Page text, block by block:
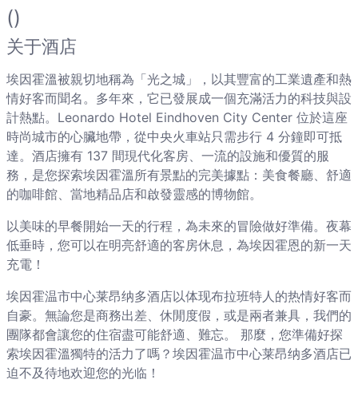
()
关于酒店
埃因霍溫被親切地稱為「光之城」，以其豐富的工業遺產和熱
情好客而聞名。多年來，它已發展成一個充滿活力的科技與設
計熱點。Leonardo Hotel Eindhoven City Center 位於這座
時尚城市的心臟地帶，從中央火車站只需步行 4 分鐘即可抵
達。酒店擁有 137 間現代化客房、一流的設施和優質的服
務，是您探索埃因霍溫所有景點的完美據點：美食餐廳、舒適
的咖啡館、當地精品店和啟發靈感的博物館。
以美味的早餐開始一天的行程，為未來的冒險做好準備。夜幕
低垂時，您可以在明亮舒適的客房休息，為埃因霍恩的新一天
充電！
埃因霍温市中心莱昂纳多酒店以体现布拉班特人的热情好客而
自豪。無論您是商務出差、休閒度假，或是兩者兼具，我們的
團隊都會讓您的住宿盡可能舒適、難忘。 那麼，您準備好探
索埃因霍溫獨特的活力了嗎？埃因霍温市中心莱昂纳多酒店已
迫不及待地欢迎您的光临！